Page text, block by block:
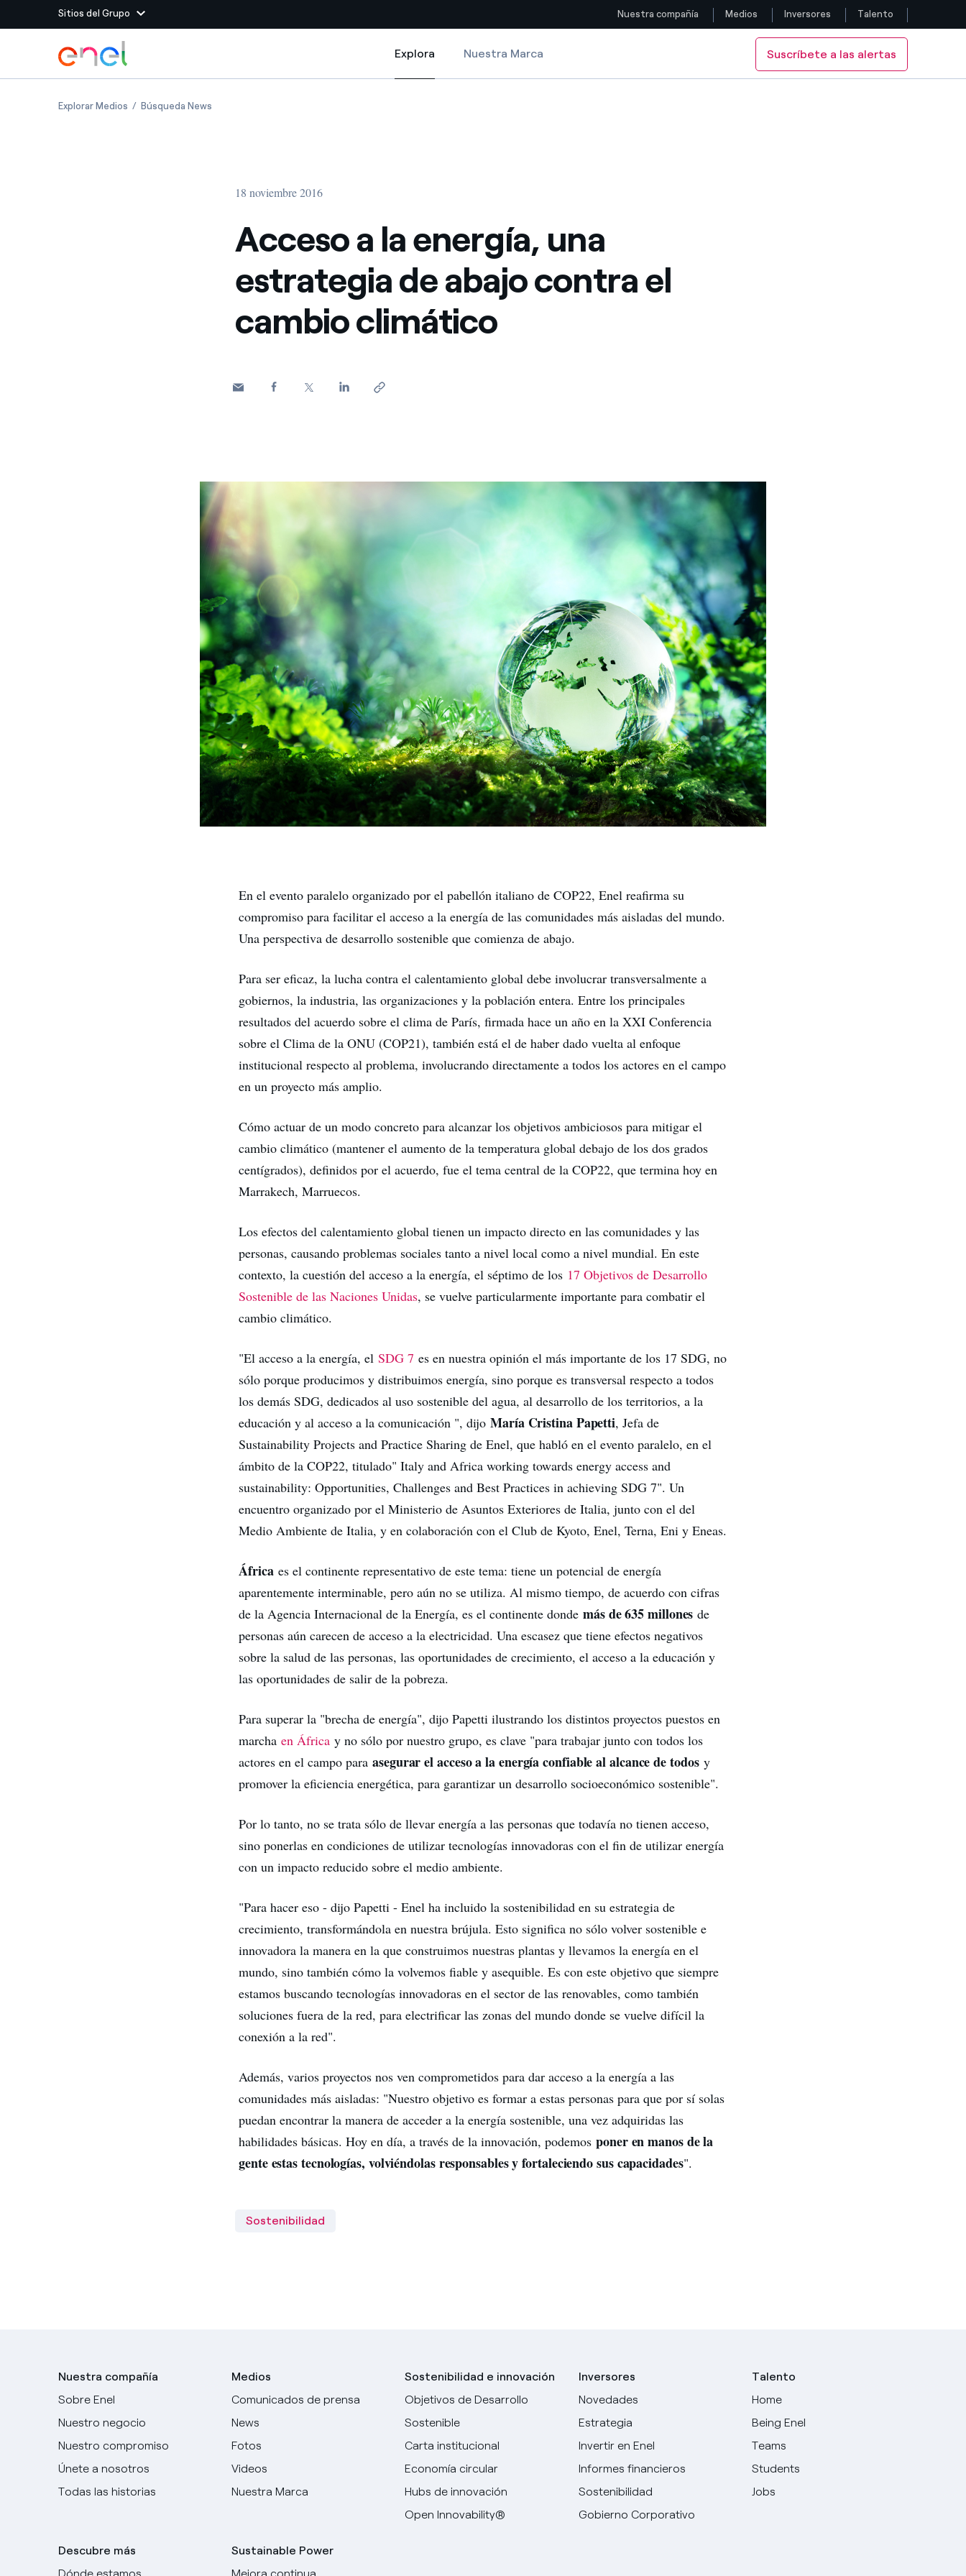
Sitios del Grupo
Sitios del Grupo
Enel Green Power
Innovability® para impulsar el futuro
Maximizamos la creación de valor gracias a la
relación con nuestros proveedores
La plataforma de conocimiento para un mundo de
energía limpia
políticas
Sitios del país
Colombia
Iberia
Siga con nosotros
Dirígete al contenido principal
Nuestra compañía Medios Inversores Talento
Explora
Explora
Nuestra Marca Suscríbete a las alertas
Explorar MediosAcceso a la energía, una estrategia de abajo contra el cambio climático
Búsqueda News
18 noviembre 2016
Acceso a la energía, una
estrategia de abajo contra el
cambio climático
En el evento paralelo organizado por el pabellón italiano de COP22, Enel reafirma su
compromiso para facilitar el acceso a la energía de las comunidades más aisladas del mundo.
Una perspectiva de desarrollo sostenible que comienza de abajo.
Para ser eficaz, la lucha contra el calentamiento global debe involucrar transversalmente a
gobiernos, la industria, las organizaciones y la población entera. Entre los principales
resultados del acuerdo sobre el clima de París, firmada hace un año en la XXI Conferencia
sobre el Clima de la ONU (COP21), también está el de haber dado vuelta al enfoque
institucional respecto al problema, involucrando directamente a todos los actores en el campo
en un proyecto más amplio.
Cómo actuar de un modo concreto para alcanzar los objetivos ambiciosos para mitigar el
cambio climático (mantener el aumento de la temperatura global debajo de los dos grados
centígrados), definidos por el acuerdo, fue el tema central de la COP22, que termina hoy en
Marrakech, Marruecos.
Los efectos del calentamiento global tienen un impacto directo en las comunidades y las
personas, causando problemas sociales tanto a nivel local como a nivel mundial. En este
contexto, la cuestión del acceso a la energía, el séptimo de los 17 Objetivos de Desarrollo
Sostenible de las Naciones Unidas, se vuelve particularmente importante para combatir el
cambio climático.
"El acceso a la energía, elSDG 7 es en nuestra opinión el más importante de los 17 SDG, no
sólo porque producimos y distribuimos energía, sino porque es transversal respecto a todos
los demás SDG, dedicados al uso sostenible del agua, al desarrollo de los territorios, a la
educación y al acceso a la comunicación ", dijoMaría Cristina Papetti, Jefa de
Sustainability Projects and Practice Sharing de Enel, que habló en el evento paralelo, en el
ámbito de la COP22, titulado" Italy and Africa working towards energy access and
sustainability: Opportunities, Challenges and Best Practices in achieving SDG 7". Un
encuentro organizado por el Ministerio de Asuntos Exteriores de Italia, junto con el del
Medio Ambiente de Italia, y en colaboración con el Club de Kyoto, Enel, Terna, Eni y Eneas.
Áfricaes el continente representativo de este tema: tiene un potencial de energía
aparentemente interminable, pero aún no se utiliza. Al mismo tiempo, de acuerdo con cifras
de la Agencia Internacional de la Energía, es el continente dondemás de 635 millones de
personas aún carecen de acceso a la electricidad. Una escasez que tiene efectos negativos
sobre la salud de las personas, las oportunidades de crecimiento, el acceso a la educación y
las oportunidades de salir de la pobreza.
Para superar la "brecha de energía", dijo Papetti ilustrando los distintos proyectos puestos en
marchaen África y no sólo por nuestro grupo, es clave "para trabajar junto con todos los
actores en el campo paraasegurar el acceso a la energía confiable al alcance de todosy
promover la eficiencia energética, para garantizar un desarrollo socioeconómico sostenible".
Por lo tanto, no se trata sólo de llevar energía a las personas que todavía no tienen acceso,
sino ponerlas en condiciones de utilizar tecnologías innovadoras con el fin de utilizar energía
con un impacto reducido sobre el medio ambiente.
"Para hacer eso - dijo Papetti - Enel ha incluido la sostenibilidad en su estrategia de
crecimiento, transformándola en nuestra brújula. Esto significa no sólo volver sostenible e
innovadora la manera en la que construimos nuestras plantas y llevamos la energía en el
mundo, sino también cómo la volvemos fiable y asequible. Es con este objetivo que siempre
estamos buscando tecnologías innovadoras en el sector de las renovables, como también
soluciones fuera de la red, para electrificar las zonas del mundo donde se vuelve difícil la
conexión a la red".
Además, varios proyectos nos ven comprometidos para dar acceso a la energía a las
comunidades más aisladas: "Nuestro objetivo es formar a estas personas para que por sí solas
puedan encontrar la manera de acceder a la energía sostenible, una vez adquiridas las
habilidades básicas. Hoy en día, a través de la innovación, podemosponer en manos de la
gente estas tecnologías, volviéndolas responsables y fortaleciendo sus capacidades".
Sostenibilidad
Nuestra compañía
Sobre Enel
Nuestro negocio
Nuestro compromiso
Únete a nosotros
Todas las historias
Descubre más
Medios
Comunicados de prensa
News
Fotos
Videos
Nuestra Marca
Sustainable Power
Sostenibilidad e innovación
Objetivos de Desarrollo
Sostenible
Carta institucional
Economía circular
Hubs de innovación
Open Innovability®
Inversores
Novedades
Estrategia
Invertir en Enel
Informes financieros
Sostenibilidad
Gobierno Corporativo
Talento
Home
Being Enel
Teams
Students
Jobs